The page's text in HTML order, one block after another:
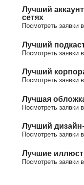
Лучший
сетях
Посмотреть заявки
Лучший
Посмотреть заявки
Лучший
Посмотреть заявки
Лучшая
Посмотреть заявки
Лучший
Посмотреть заявки
Лучшие
Посмотреть заявки